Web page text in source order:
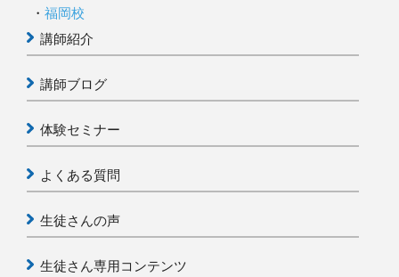
福岡校
講師紹介
講師ブログ
体験セミナー
よくある質問
生徒さんの声
生徒さん専用コンテンツ